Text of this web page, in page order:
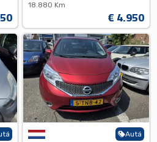
18.880 Km
€ 4.950
Autá